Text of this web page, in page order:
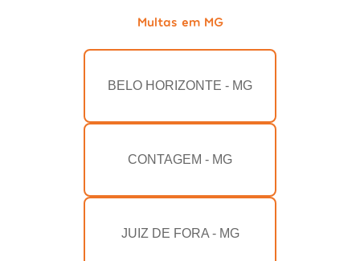
Multas em MG
BELO HORIZONTE - MG
CONTAGEM - MG
JUIZ DE FORA - MG